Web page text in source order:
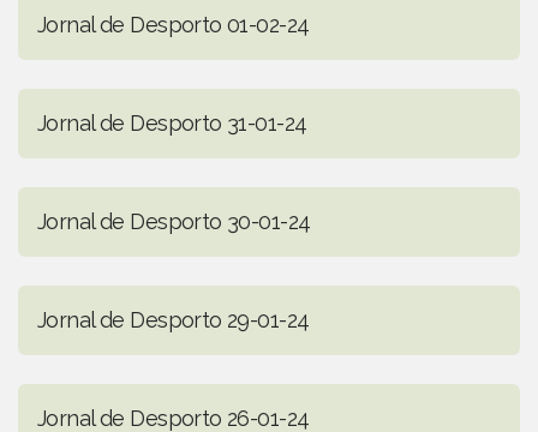
Jornal de Desporto 01-02-24
Jornal de Desporto 31-01-24
Jornal de Desporto 30-01-24
Jornal de Desporto 29-01-24
Jornal de Desporto 26-01-24